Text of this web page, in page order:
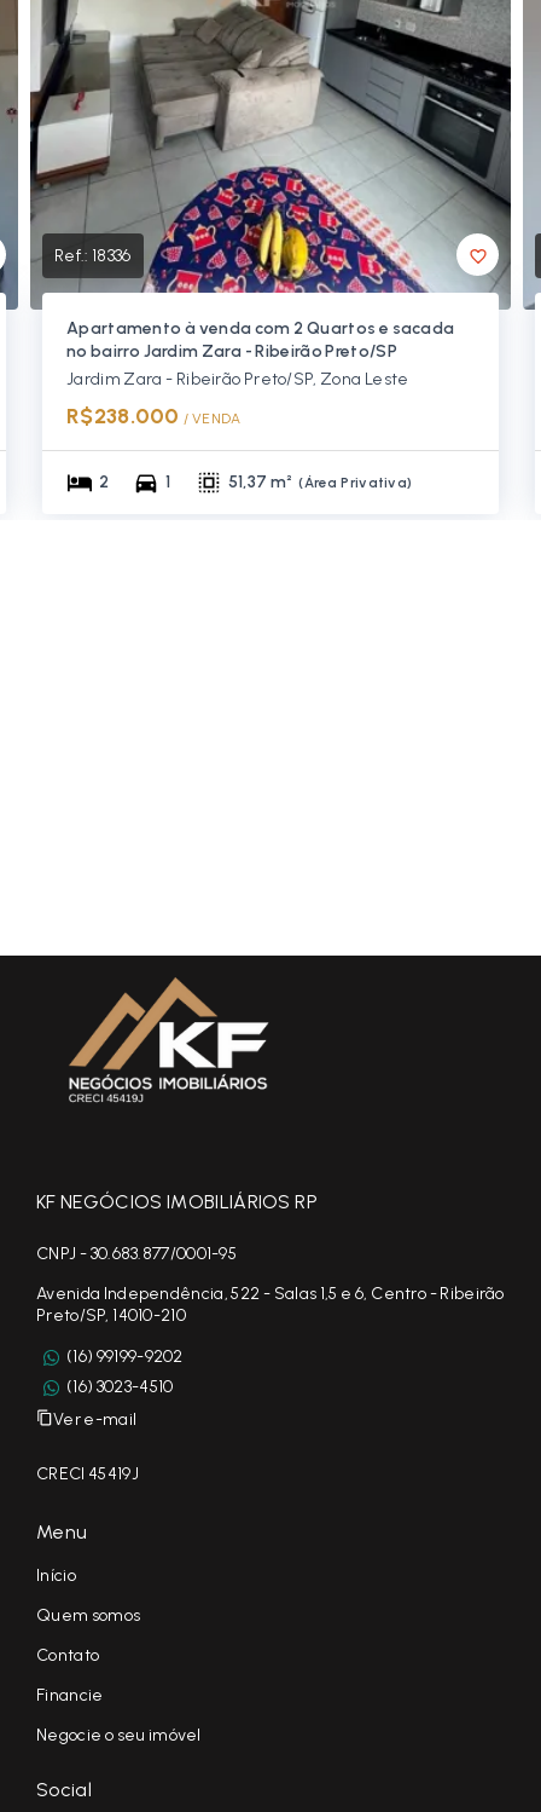
Ref.: 18336
Apartamento à venda com 2 Quartos e sacada
no bairro Jardim Zara - Ribeirão Preto/SP
Jardim Zara - Ribeirão Preto/SP, Zona Leste
R$238.000 / VENDA
2 1 51,37 m² (Área Privativa)
KF NEGÓCIOS IMOBILIÁRIOS RP
CNPJ - 30.683.877/0001-95
Avenida Independência, 522 - Salas 1,5 e 6, Centro - Ribeirão
Preto/SP, 14010-210
(16) 99199-9202
(16) 3023-4510
Ver e-mail
CRECI 45419J
Menu
Início
Quem somos
Contato
Financie
Negocie o seu imóvel
Social